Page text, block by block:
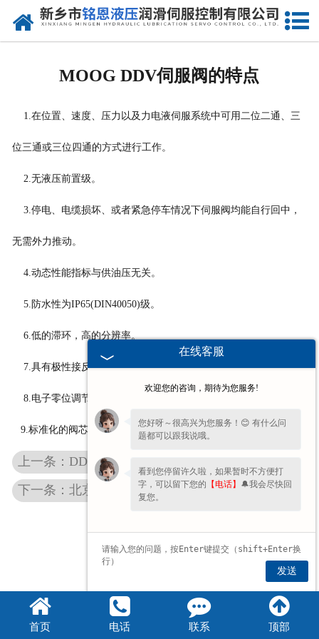
网站首页
MOOG DDV伺服阀的特点
1.在位置、速度、压力以及力电液伺服系统中可用二位二通、三
位三通或三位四通的方式进行工作。
2.无液压前置级。
3.停电、电缆损坏、或者紧急停车情况下伺服阀均能自行回中，
无需外力推动。
4.动态性能指标与供油压无关。
5.防水性为IP65(DIN40050)级。
6.低的滞环，高的分辨率。
7.具有极性接反保护功能与超压保护功能。
8.电子零位调节来补偿负载飘移。
9.标准化的阀芯位置的监测。
上一条：DDV北京伺服阀的工作原理
下一条：北京MOOG072北京伺服阀参数检测调试
首页 电话 联系 顶部
在线客服
欢迎您的咨询，期待为您服务!
您好呀～很高兴为您服务！😊 有什么问
题都可以跟我说哦。
看到您停留许久啦，如果暂时不方便打
字，可以留下您的 【电话】 🔔我会尽快回
复您。
发送